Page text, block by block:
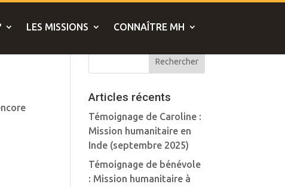
LES MISSIONS CONNAÎTRE MH
Articles récents
Témoignage de Caroline :
Mission humanitaire en
Inde (septembre 2025)
Témoignage de bénévole
: Mission humanitaire à